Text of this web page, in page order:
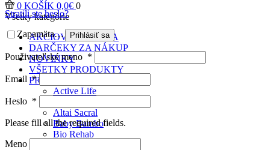
Stratili ste heslo?
Zapamätať si ma
Prihlásiť sa
Použivateľské meno *
Email*
Heslo *
Please fill all the required fields.
Meno
0 KOŠÍK 0,0€ 0
Všetky kategórie
AKCIOVÁ PONUKA
DARČEKY ZA NÁKUP
NOVINKY
VŠETKY PRODUKTY
PRODUKTOVÉ RADY
Active Life
Altai Sacral
Baby Bambo
Bio Rehab